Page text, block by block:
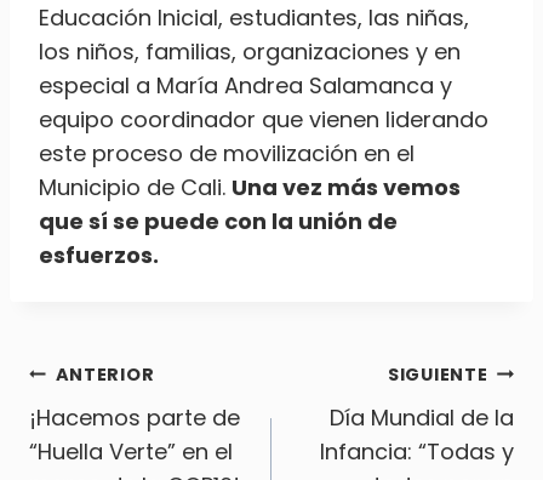
Educación Inicial, estudiantes, las niñas,
los niños, familias, organizaciones y en
especial a María Andrea Salamanca y
equipo coordinador que vienen liderando
este proceso de movilización en el
Municipio de Cali. Una vez más vemos
que sí se puede con la unión de
esfuerzos.
Navegación
de
ANTERIOR
¡Hacemos parte de
“Huella Verte” en el
SIGUIENTE
Día Mundial de la
Infancia: “Todas y